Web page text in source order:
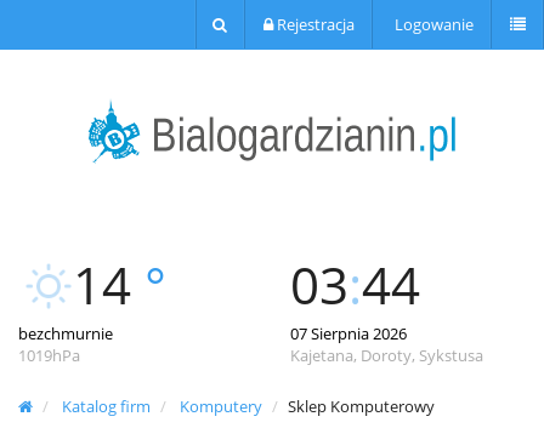
Rejestracja Logowanie
14 °
bezchmurnie
1019hPa
03:44
07 Sierpnia 2026
Kajetana, Doroty, Sykstusa
Katalog firm Komputery Sklep Komputerowy